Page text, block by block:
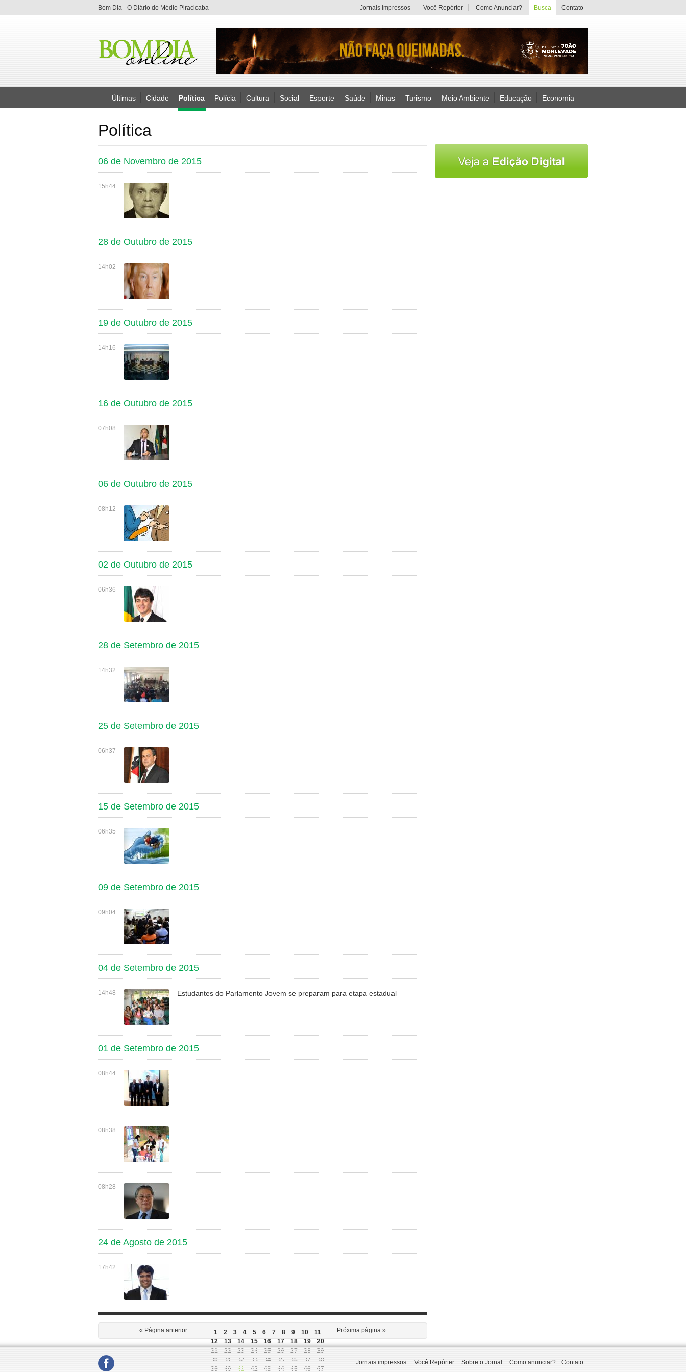
Bom Dia - O Diário do Médio Piracicaba Jornais Impressos Você Repórter Como Anunciar? Busca Contato
Últimas Cidade Política Polícia Cultura Social Esporte Saúde Minas Turismo Meio Ambiente Educação Economia
Política
06 de Novembro de 2015
15h44
28 de Outubro de 2015
14h02
19 de Outubro de 2015
14h16
16 de Outubro de 2015
07h08
06 de Outubro de 2015
08h12
02 de Outubro de 2015
06h36
28 de Setembro de 2015
14h32
25 de Setembro de 2015
06h37
15 de Setembro de 2015
06h35
09 de Setembro de 2015
09h04
04 de Setembro de 2015
14h48 Estudantes do Parlamento Jovem se preparam para etapa estadual
01 de Setembro de 2015
08h44
08h38
08h28
24 de Agosto de 2015
17h42
« Página anterior 1 2 3 4 5 6 7 8 9 10
11
12
13 14 15 16 17 18 19
20
21
22 23 24 25 26 27 28
29
30
31 32 33 34 35 36 37
38
39
40 41 42 43 44 45 46 47
Próxima página »
Jornais impressos Você Repórter Sobre o Jornal Como anunciar? Contato